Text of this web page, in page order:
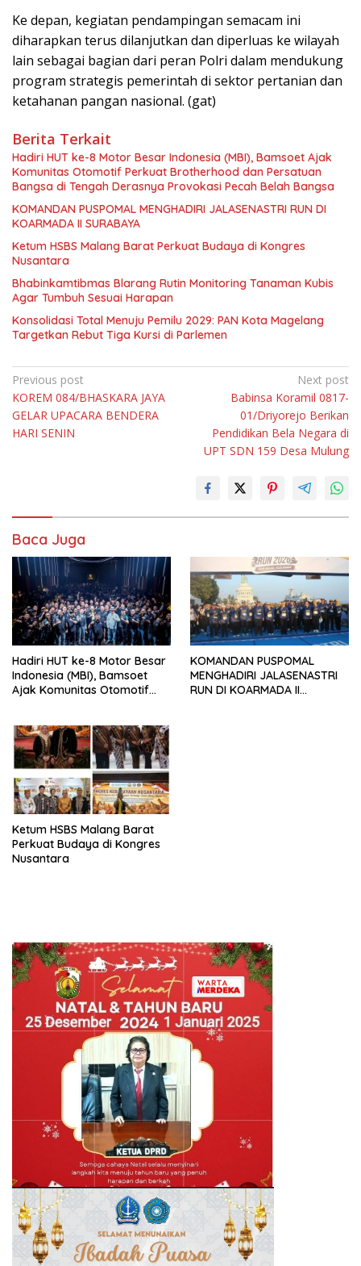
Ke depan, kegiatan pendampingan semacam ini
diharapkan terus dilanjutkan dan diperluas ke wilayah
lain sebagai bagian dari peran Polri dalam mendukung
program strategis pemerintah di sektor pertanian dan
ketahanan pangan nasional. (gat)
Berita Terkait
Hadiri HUT ke-8 Motor Besar Indonesia (MBI), Bamsoet Ajak
Komunitas Otomotif Perkuat Brotherhood dan Persatuan
Bangsa di Tengah Derasnya Provokasi Pecah Belah Bangsa
KOMANDAN PUSPOMAL MENGHADIRI JALASENASTRI RUN DI
KOARMADA II SURABAYA
Ketum HSBS Malang Barat Perkuat Budaya di Kongres
Nusantara
Bhabinkamtibmas Blarang Rutin Monitoring Tanaman Kubis
Agar Tumbuh Sesuai Harapan
Konsolidasi Total Menuju Pemilu 2029: PAN Kota Magelang
Targetkan Rebut Tiga Kursi di Parlemen
Navigasi
pos
Previous post
KOREM 084/BHASKARA JAYA
GELAR UPACARA BENDERA
HARI SENIN
Next post
Babinsa Koramil 0817-
01/Driyorejo Berikan
Pendidikan Bela Negara di
UPT SDN 159 Desa Mulung
Baca Juga
Hadiri HUT ke-8 Motor Besar
Indonesia (MBI), Bamsoet
Ajak Komunitas Otomotif
Derasnya Provokasi Pecah
Belah Bangsa
KOMANDAN PUSPOMAL
MENGHADIRI JALASENASTRI
RUN DI KOARMADA II
Ketum HSBS Malang Barat
Perkuat Budaya di Kongres
Nusantara